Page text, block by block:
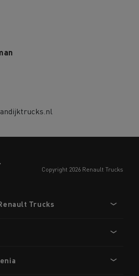
copyright 2026 Renault Trucks
Trucks